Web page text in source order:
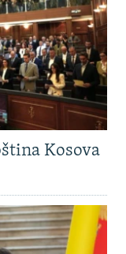
Kosova